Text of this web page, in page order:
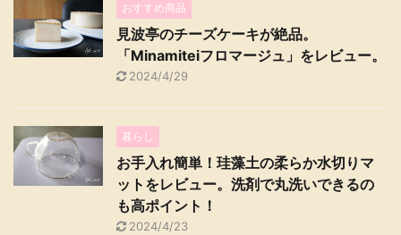
おすすめ商品
見波亭のチーズケーキが絶品。
「Minamiteiフロマージュ」をレビュー。
2024/4/29
暮らし
お手入れ簡単！珪藻土の柔らか水切りマ
ットをレビュー。洗剤で丸洗いできるの
も高ポイント！
2024/4/23